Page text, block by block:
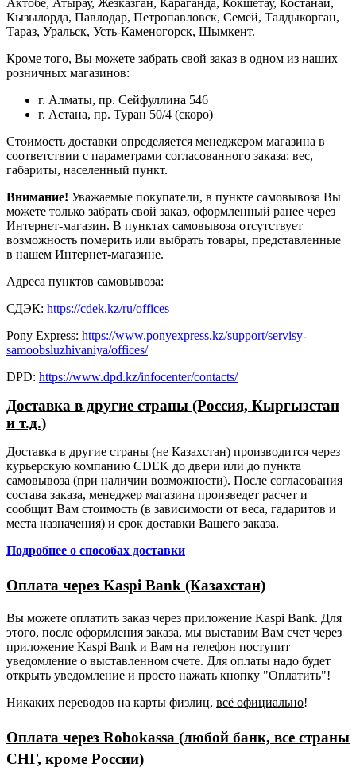
Кызылорда, Павлодар, Петропавловск, Семей, Талдыкорган,
Тараз, Уральск, Усть-Каменогорск, Шымкент.
Кроме того, Вы можете забрать свой заказ в одном из наших
розничных магазинов:
г. Алматы, пр. Сейфуллина 546
г. Астана, пр. Туран 50/4 (скоро)
Стоимость доставки определяется менеджером магазина в
соответствии с параметрами согласованного заказа: вес,
габариты, населенный пункт.
Внимание! Уважаемые покупатели, в пункте самовывоза Вы
можете только забрать свой заказ, оформленный ранее через
Интернет-магазин. В пунктах самовывоза отсутствует
возможность померить или выбрать товары, представленные
в нашем Интернет-магазине.
Адреса пунктов самовывоза:
СДЭК: https://cdek.kz/ru/offices
Pony Express: https://www.ponyexpress.kz/support/servisy-
samoobsluzhivaniya/offices/
DPD: https://www.dpd.kz/infocenter/contacts/
Доставка в другие страны (Россия, Кыргызстан
и т.д.)
Доставка в другие страны (не Казахстан) производится через
курьерскую компанию CDEK до двери или до пункта
самовывоза (при наличии возможности). После согласования
состава заказа, менеджер магазина произведет расчет и
сообщит Вам стоимость (в зависимости от веса, гадаритов и
места назначения) и срок доставки Вашего заказа.
Подробнее о способах доставки
Оплата через Kaspi Bank (Казахстан)
Вы можете оплатить заказ через приложение Kaspi Bank. Для
этого, после оформления заказа, мы выставим Вам счет через
приложение Kaspi Bank и Вам на телефон поступит
уведомление о выставленном счете. Для оплаты надо будет
открыть уведомление и просто нажать кнопку "Оплатить"!
Никаких переводов на карты физлиц, всё официально!
Оплата через Robokassa (любой банк, все страны
СНГ, кроме России)